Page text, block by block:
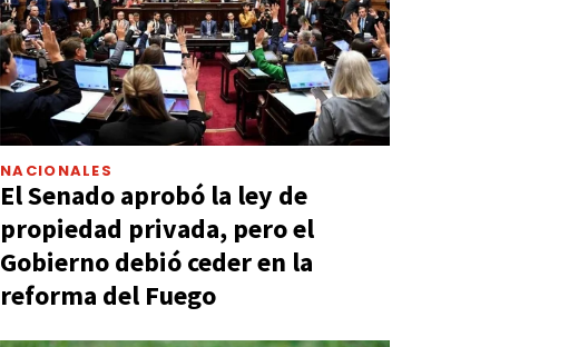
NACIONALES
El Senado aprobó la ley de
propiedad privada, pero el
Gobierno debió ceder en la
reforma del Fuego